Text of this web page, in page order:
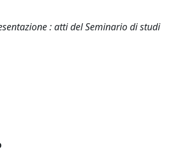
: atti del Seminario di studi